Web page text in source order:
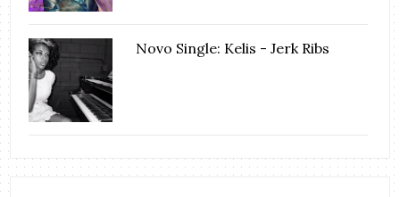
Novo Single: Kelis - Jerk Ribs